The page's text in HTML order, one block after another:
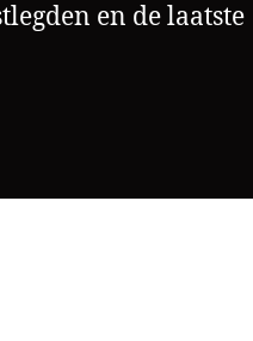
en de laatste